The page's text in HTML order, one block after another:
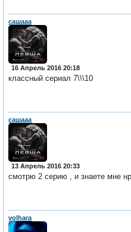
сашааа
16 Апрель 2016 20:18
классный сериал 7\\\10
сашааа
13 Апрель 2016 20:33
смотрю 2 серию , и знаете мне
volhara